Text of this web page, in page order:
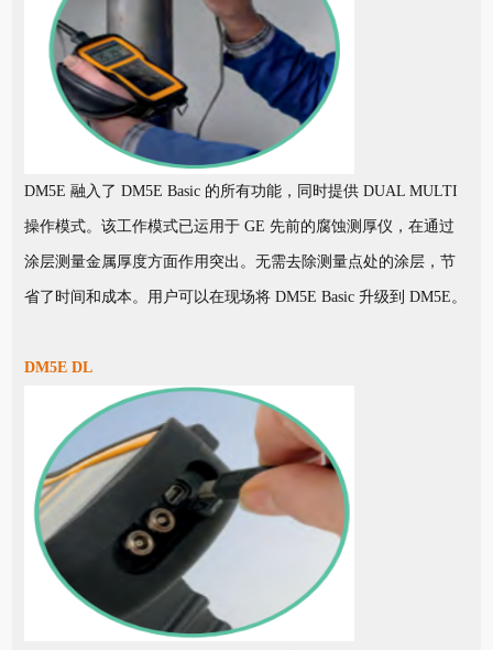
DM5E 融入了 DM5E Basic 的所有功能，同时提供 DUAL MULTI
操作模式。该工作模式已运用于 GE 先前的腐蚀测厚仪，在通过
涂层测量金属厚度方面作用突出。无需去除测量点处的涂层，节
省了时间和成本。用户可以在现场将 DM5E Basic 升级到 DM5E。
DM5E DL